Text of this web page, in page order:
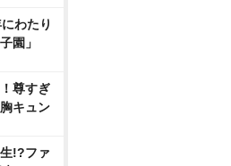
わたり
園」
尊すぎ
キュン
!?ファ